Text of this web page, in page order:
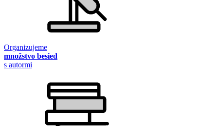
Organizujeme
množstvo besied
s autormi